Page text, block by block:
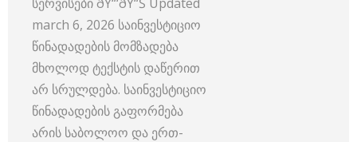
march 6, 2026 საინვესტიციო
წინადადების მომზადება
მხოლოდ ტექსტის დაწერით
არ სრულდება. საინვესტიციო
წინადადების გაფორმება
არის საბოლოო და ერთ-